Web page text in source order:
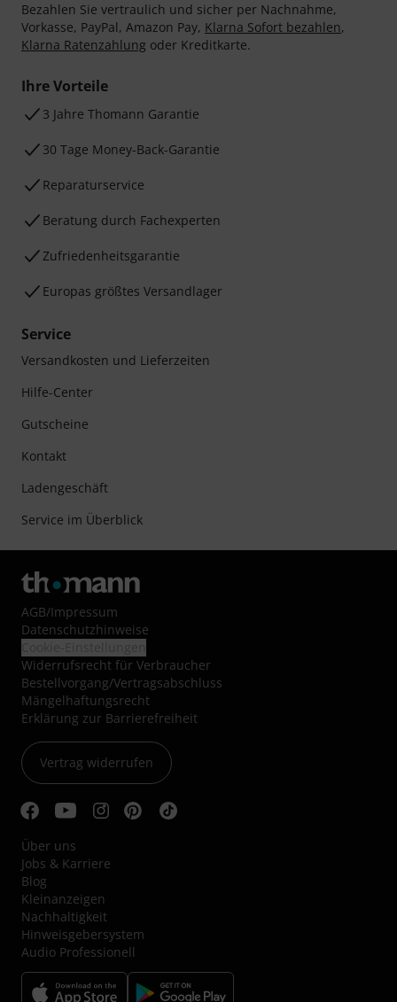
Bezahlen Sie vertraulich und sicher per Nachnahme,
Vorkasse, PayPal, Amazon Pay, Klarna Sofort bezahlen,
Klarna Ratenzahlung oder Kreditkarte.
Ihre Vorteile
3 Jahre Thomann Garantie
30 Tage Money-Back-Garantie
Reparaturservice
Beratung durch Fachexperten
Zufriedenheitsgarantie
Europas größtes Versandlager
Service
Versandkosten und Lieferzeiten
Hilfe-Center
Gutscheine
Kontakt
Ladengeschäft
Service im Überblick
AGB/Impressum
Datenschutzhinweise
Widerrufsrecht für Verbraucher
Bestellvorgang/Vertragsabschluss
Mängelhaftungsrecht
Erklärung zur Barrierefreiheit
Vertrag widerrufen
Über uns
Jobs & Karriere
Blog
Kleinanzeigen
Nachhaltigkeit
Hinweisgebersystem
Audio Professionell